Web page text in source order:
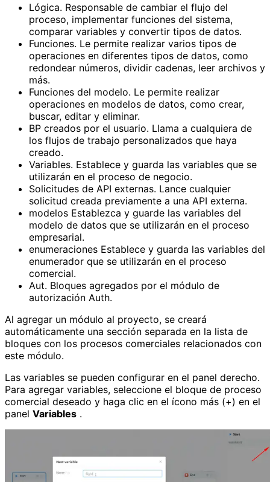
Lógica. Responsable de cambiar el flujo del
proceso, implementar funciones del sistema,
comparar variables y convertir tipos de datos.
​Funciones​. Le permite realizar varios tipos de
operaciones en diferentes tipos de datos, como
redondear números, dividir cadenas, leer archivos y
más.
Funciones del modelo. Le permite realizar
operaciones en modelos de datos, como crear,
buscar, editar y eliminar.
BP creados por el usuario. Llama a cualquiera de
los flujos de trabajo personalizados que haya
creado.
Variables. Establece y guarda las variables que se
utilizarán en el proceso de negocio.
Solicitudes de API externas. Lance cualquier
solicitud creada previamente a una API externa.
modelos Establezca y guarde las variables del
modelo de datos que se utilizarán en el proceso
empresarial.
enumeraciones Establece y guarda las variables del
enumerador que se utilizarán en el proceso
comercial.
Aut. Bloques agregados por el módulo de
autorización Auth.
Al agregar un módulo al proyecto, se creará
automáticamente una sección separada en la lista de
bloques con los procesos comerciales relacionados con
este módulo.
Las variables se pueden configurar en el panel derecho.
Para agregar variables, seleccione el bloque de proceso
comercial deseado y haga clic en el ícono más (+) en el
panel Variables .